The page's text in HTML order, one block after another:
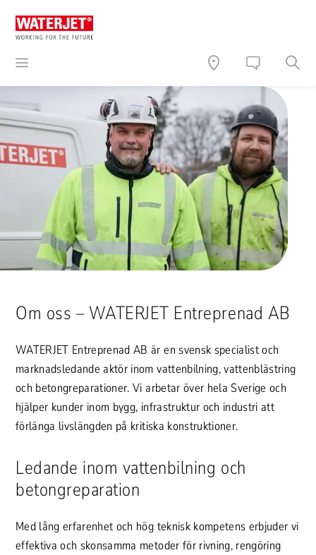
Om oss – WATERJET Entreprenad AB
WATERJET Entreprenad AB är en svensk specialist och
marknadsledande aktör inom vattenbilning, vattenblästring
och betongreparationer. Vi arbetar över hela Sverige och
hjälper kunder inom bygg, infrastruktur och industri att
förlänga livslängden på kritiska konstruktioner.
Ledande inom vattenbilning och
betongreparation
Med lång erfarenhet och hög teknisk kompetens erbjuder vi
effektiva och skonsamma metoder för rivning, rengöring